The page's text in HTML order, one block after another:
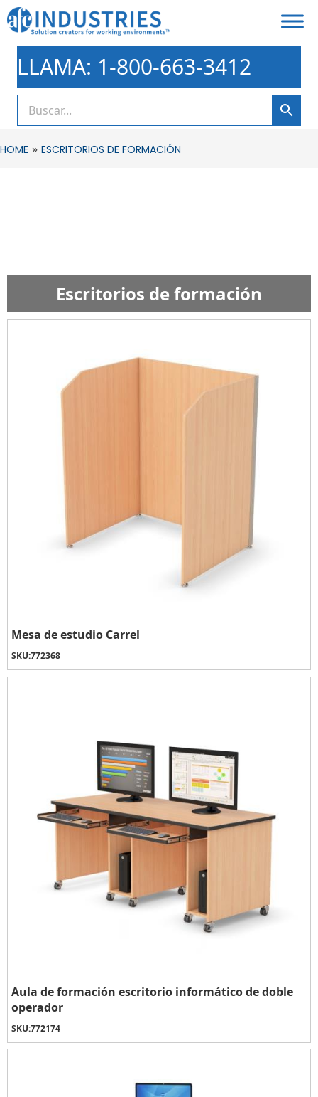
LLAMA: 1-800-663-3412
HOME » ESCRITORIOS DE FORMACIÓN
Escritorios de formación
Mesa de estudio Carrel
SKU:772368
Aula de formación escritorio informático de doble
operador
SKU:772174